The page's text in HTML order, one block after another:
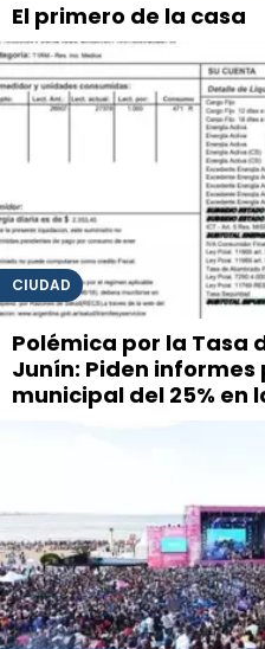
El primero de la casa
CIUDAD
Polémica por la Tasa
Junín: Piden informes
municipal del 25% en